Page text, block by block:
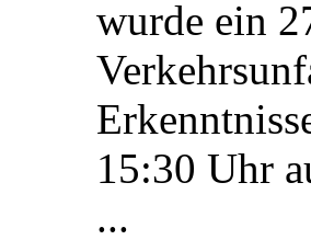
wurde ein
15:30 Uhr
...